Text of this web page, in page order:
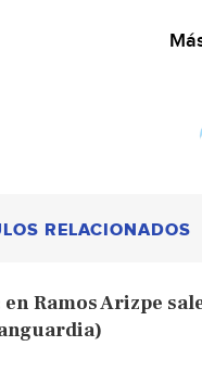
RELACIONADOS
Ramos Arizpe